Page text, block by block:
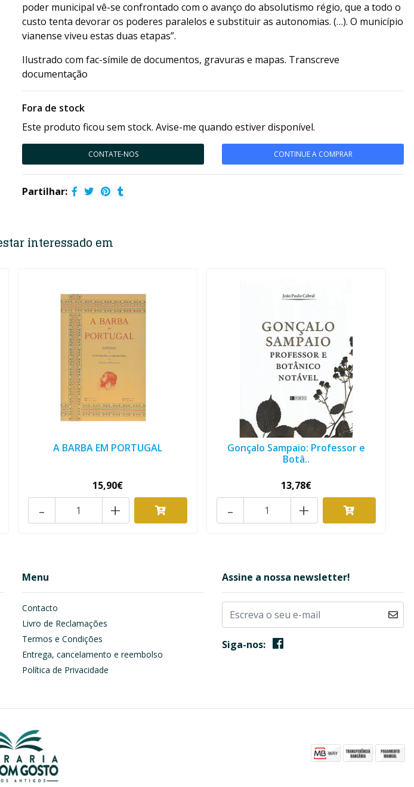
poder municipal vê-se confrontado com o avanço do absolutismo régio, que a todo o
custo tenta devorar os poderes paralelos e substituir as autonomias. (…). O município
vianense viveu estas duas etapas”.
Ilustrado com fac-símile de documentos, gravuras e mapas. Transcreve
documentação
Fora de stock
Este produto ficou sem stock. Avise-me quando estiver disponível.
CONTATE-NOS CONTINUE A COMPRAR
Partilhar:
interessado em
A BARBA EM PORTUGAL
15,90€
+
-
Gonçalo Sampaio: Professor e
Botâ..
13,78€
+
-
Menu
Contacto
Livro de Reclamações
Termos e Condições
Entrega, cancelamento e reembolso
Política de Privacidade
Assine a nossa newsletter!
Siga-nos: